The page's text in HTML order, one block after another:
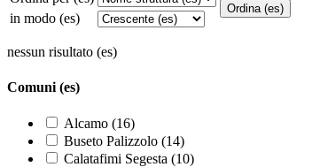
in modo (es)
nessun risultato (es)
Comuni (es)
Alcamo (16)
Buseto Palizzolo (14)
Calatafimi Segesta (10)